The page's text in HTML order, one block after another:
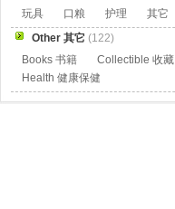
玩具
口粮 护理
其它
Other 其它 (122)
Books 书籍
Collectible 收藏
Health 健康保健